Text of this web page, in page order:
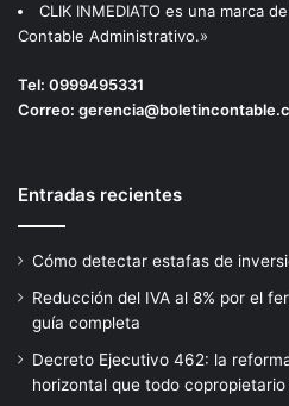
CLIK INMEDIATO es una marca
Contable Administrativo.»
Tel: 0999495331
Correo:
Entradas recientes
Cómo detectar estafas de
Reducción del IVA al 8% por el
guía completa
Decreto Ejecutivo 462: la
horizontal que todo